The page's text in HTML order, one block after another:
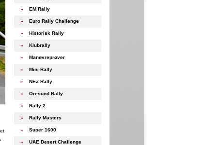
» EM Rally
» Euro Rally Challenge
» Historisk Rally
» Klubrally
» Manøvreprøver
» Mini Rally
» NEZ Rally
» Oresund Rally
» Rally 2
» Rally Masters
» Super 1600
» UAE Desert Challenge